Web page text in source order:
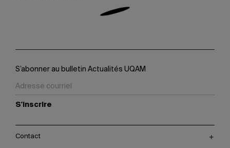
S’abonner au bulletin Actualités UQAM
S'inscrire
Contact